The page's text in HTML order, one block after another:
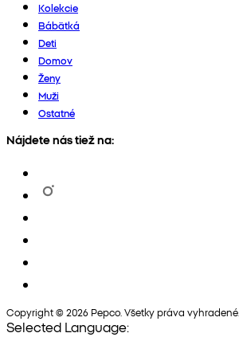
Kolekcie
Bábätká
Deti
Domov
Ženy
Muži
Ostatné
Nájdete nás tiež na:
Copyright © 2026 Pepco. Všetky práva vyhradené.
Selected Language: